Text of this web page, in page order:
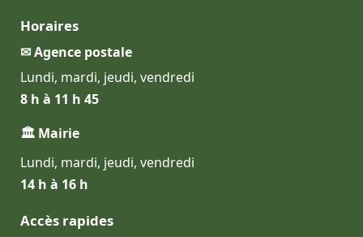
Horaires
✉ Agence postale
Lundi, mardi, jeudi, vendredi
8 h à 11 h 45
🏛 Mairie
Lundi, mardi, jeudi, vendredi
14 h à 16 h
Accès rapides